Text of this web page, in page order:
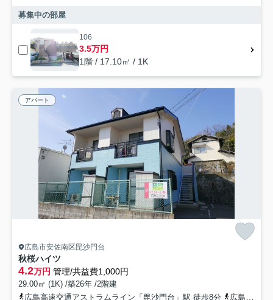
募集中の部屋
106
3.5万円
1階 / 17.10㎡ / 1K
アパート
広島市安佐南区毘沙門台
秋桜ハイツ
4.2万円 管理/共益費1,000円
29.00㎡ (1K) /築26年 /2階建
広島高速交通アストラムライン「毘沙門台」駅 徒歩8分
広島交通「毘沙門台下」バス停下車 徒歩5分